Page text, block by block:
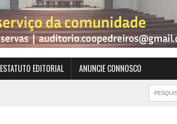
ESTATUTO EDITORIAL ANUNCIE CONNOSCO